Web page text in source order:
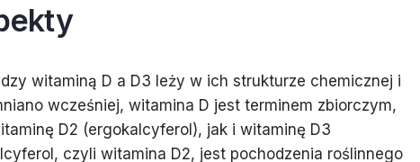
witaminą D a D3 leży w ich strukturze chemicznej i
wcześniej, witamina D jest terminem zbiorczym,
D2 (ergokalcyferol), jak i witaminę D3
czyli witamina D2, jest pochodzenia roślinnego